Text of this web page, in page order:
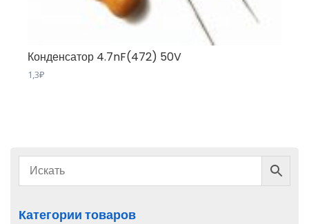
Конденсатор 4.7nF(472) 50V
1,3₽
Категории товаров